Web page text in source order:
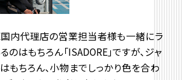
内代理店の営業担当者様も一緒にラ
のはもちろん「ISADORE」ですが、ジャ
もちろん、小物までしっかり色を合わ